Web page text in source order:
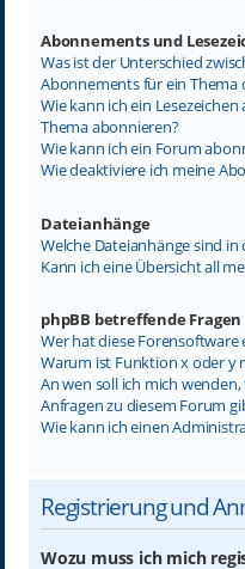
Abonnements und
Was ist der Unterschied
Abonnements für ein Thema
Wie kann ich ein
Thema abonnieren?
Wie kann ich ein Forum
Wie deaktiviere ich meine
Dateianhänge
Welche Dateianhänge sind in
Kann ich eine Übersicht all
phpBB betreffende Fragen
Wer hat diese Forensoftware
Warum ist Funktion x oder y
An wen soll ich mich
Anfragen zu diesem Forum
Wie kann ich einen
Registrierung und
Wozu muss ich mich